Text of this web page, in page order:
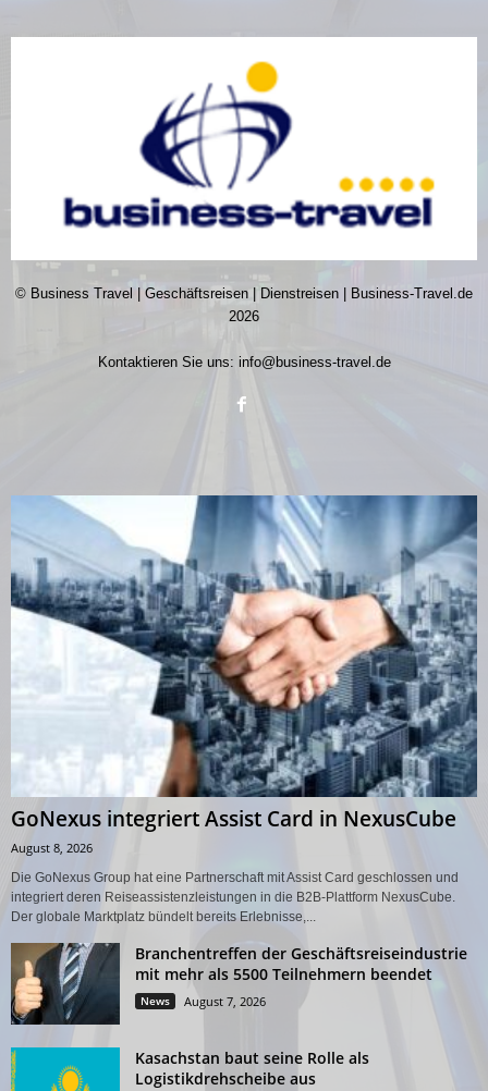
© Business Travel | Geschäftsreisen | Dienstreisen | Business-Travel.de
2026
Kontaktieren Sie uns: info@business-travel.de
GoNexus integriert Assist Card in NexusCube
August 8, 2026
Die GoNexus Group hat eine Partnerschaft mit Assist Card geschlossen und
integriert deren Reiseassistenzleistungen in die B2B-Plattform NexusCube.
Der globale Marktplatz bündelt bereits Erlebnisse,...
Branchentreffen der Geschäftsreiseindustrie
mit mehr als 5500 Teilnehmern beendet
News August 7, 2026
Kasachstan baut seine Rolle als
Logistikdrehscheibe aus